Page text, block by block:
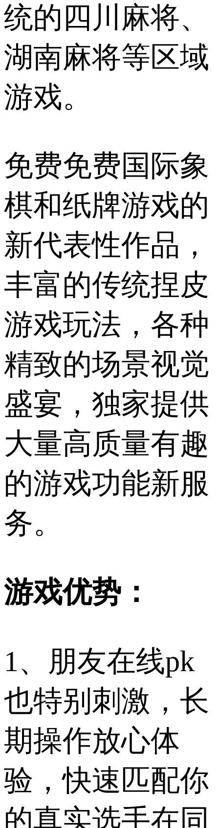
统的四川麻将、
湖南麻将等区域
游戏。
免费免费国际象
棋和纸牌游戏的
新代表性作品，
丰富的传统捏皮
游戏玩法，各种
精致的场景视觉
盛宴，独家提供
大量高质量有趣
的游戏功能新服
务。
游戏优势：
1、朋友在线pk
也特别刺激，长
期操作放心体
验，快速匹配你
的真实选手在同